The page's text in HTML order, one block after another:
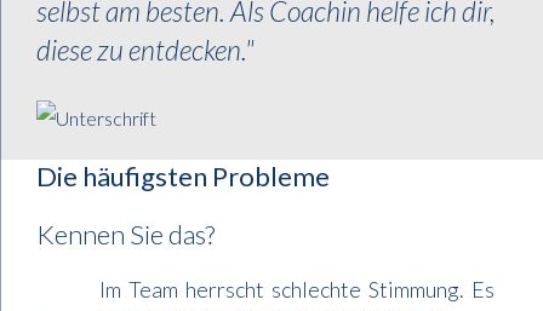
selbst am besten. Als Coachin helfe ich dir,
diese zu entdecken."
Die häufigsten Probleme
Kennen Sie das?
Im Team herrscht schlechte Stimmung. Es